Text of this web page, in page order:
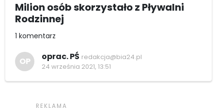
Milion osób skorzystało z Pływalni
Rodzinnej
1 komentarz
OP oprac. PŚ redakcja@bia24.pl
24 września 2021, 13:51